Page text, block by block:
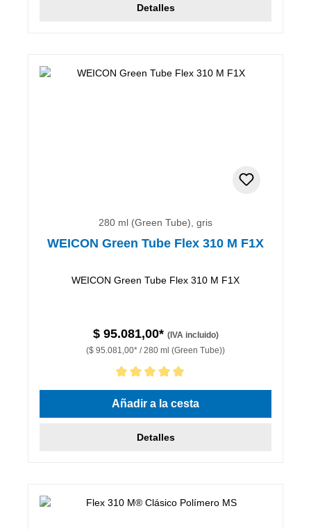
Detalles
280 ml (Green Tube), gris
WEICON Green Tube Flex 310 M F1X
WEICON Green Tube Flex 310 M F1X
$ 95.081,00* (IVA incluido)
($ 95.081,00* / 280 ml (Green Tube))
Calificación promedio de 5 de 5 estrellas
Añadir a la cesta
Detalles